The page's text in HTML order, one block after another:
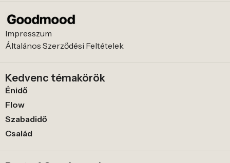
Impresszum
Általános Szerződési Feltételek
Kedvenc témakörök
Énidő
Flow
Szabadidő
Család